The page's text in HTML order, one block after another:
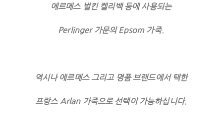
에르메스 벌킨 켈리백 등에 사용되는
Perlinger 가문의 Epsom 가죽.
역시나 에르메스 그리고 명품 브랜드에서 택한
프랑스 Arlan 가죽으로 선택이 가능하십니다.